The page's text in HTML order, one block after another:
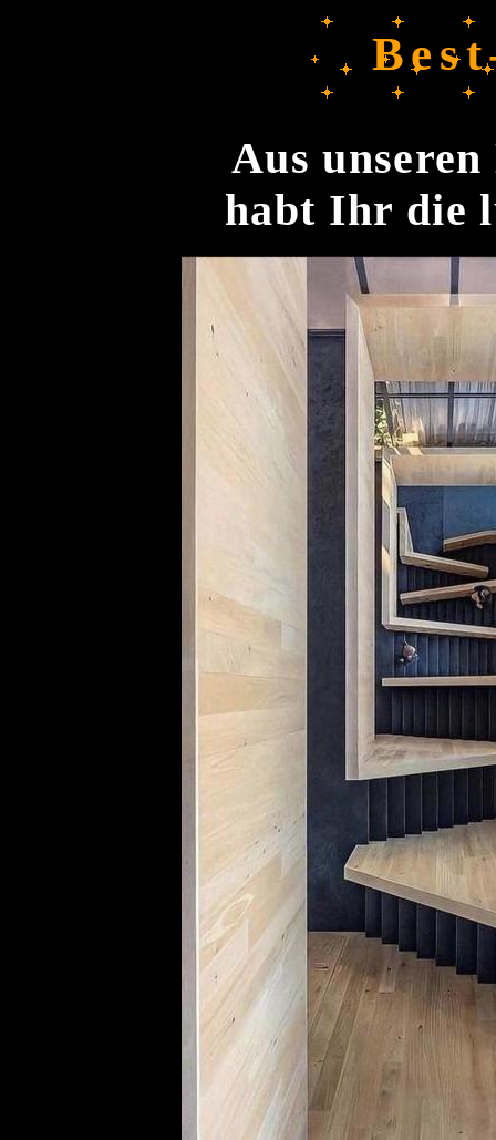
Aus
habt Ihr die